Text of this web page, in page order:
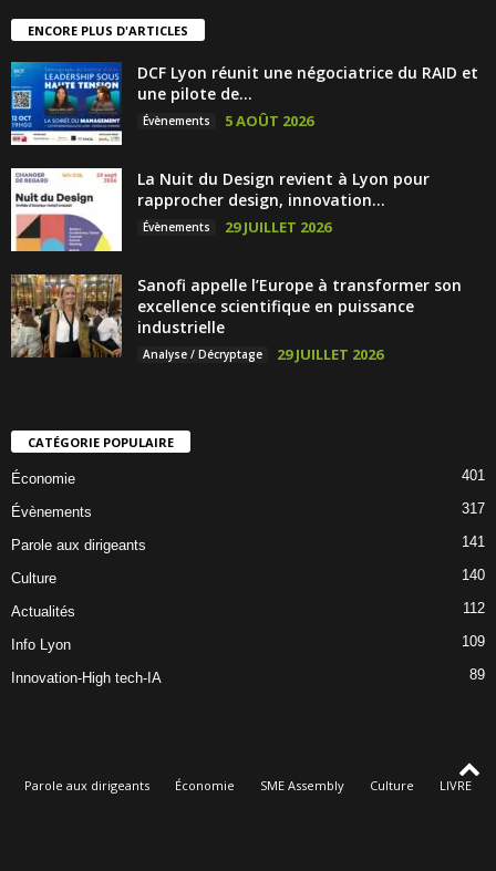
ENCORE PLUS D'ARTICLES
DCF Lyon réunit une négociatrice du RAID et
une pilote de...
Évènements 5 AOÛT 2026
La Nuit du Design revient à Lyon pour
rapprocher design, innovation...
Évènements 29 JUILLET 2026
Sanofi appelle l’Europe à transformer son
excellence scientifique en puissance
industrielle
Analyse / Décryptage 29 JUILLET 2026
CATÉGORIE POPULAIRE
Économie 401
Évènements 317
Parole aux dirigeants 141
Culture 140
Actualités 112
Info Lyon 109
Innovation-High tech-IA 89
Parole aux dirigeants Économie SME Assembly Culture
LIVRE